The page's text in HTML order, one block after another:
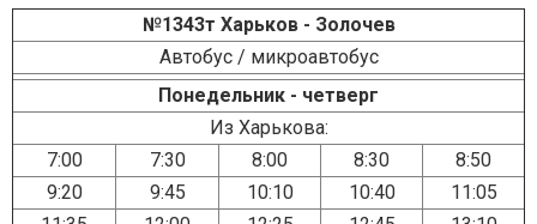
№1343т Харьков - Золочев
Автобус / микроавтобус
Понедельник - четверг
Из Харькова:
7:00
7:30 8:00 8:30
8:50
9:20
9:45 10:10 10:40
11:05